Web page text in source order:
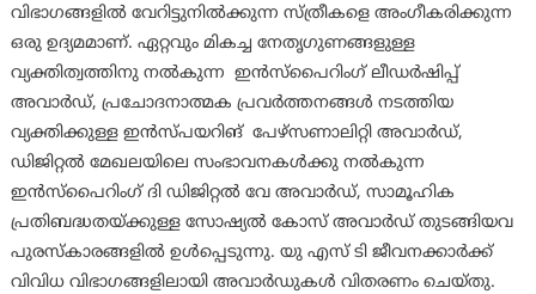
വിഭാഗങ്ങളിൽ വേറിട്ടുനിൽക്കുന്ന സ്ത്രീകളെ അംഗീകരിക്കുന്ന
ഒരു ഉദ്യമമാണ്. ഏറ്റവും മികച്ച നേതൃഗുണങ്ങളുള്ള
വ്യക്തിത്വത്തിനു നൽകുന്ന ഇൻസ്‌പൈറിംഗ് ലീഡർഷിപ്പ്
അവാർഡ്, പ്രചോദനാത്മക പ്രവർത്തനങ്ങൾ നടത്തിയ
വ്യക്തിക്കുള്ള ഇൻസ്പയറിങ് പേഴ്സണാലിറ്റി അവാർഡ്,
ഡിജിറ്റൽ മേഖലയിലെ സംഭാവനകൾക്കു നൽകുന്ന
ഇൻസ്‌പൈറിംഗ് ദി ഡിജിറ്റൽ വേ അവാർഡ്, സാമൂഹിക
പ്രതിബദ്ധതയ്ക്കുള്ള സോഷ്യൽ കോസ് അവാർഡ് തുടങ്ങിയവ
പുരസ്‌കാരങ്ങളിൽ ഉൾപ്പെടുന്നു. യു എസ് ടി ജീവനക്കാർക്ക്
വിവിധ വിഭാഗങ്ങളിലായി അവാർഡുകൾ വിതരണം ചെയ്തു.